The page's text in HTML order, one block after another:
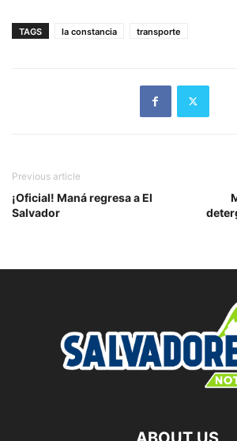
TAGS la constancia transporte
Previous article
¡Oficial! Maná regresa a El
Salvador